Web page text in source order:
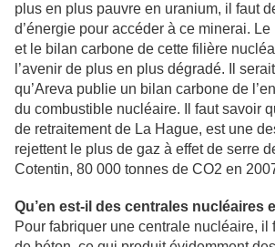
plus en plus pauvre en uranium, il faut
d’énergie pour accéder à ce minerai.
et le bilan carbone de cette filière
l’avenir de plus en plus dégradé. Il
qu’Areva publie un bilan carbone de
du combustible nucléaire. Il faut savoir
de retraitement de La Hague, est une
rejettent le plus de gaz à effet de serre
Cotentin, 80 000 tonnes de CO2 en
Qu’en est-il des centrales nucléaires
Pour fabriquer une centrale nucléaire, il